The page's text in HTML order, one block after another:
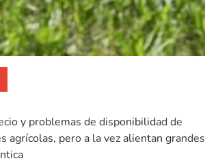
y problemas de disponibilidad de
pero a la vez alientan grandes